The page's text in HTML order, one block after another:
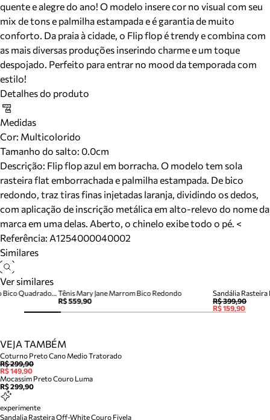
quente e alegre do ano! O modelo insere cor no visual com seu
mix de tons e palmilha estampada e é garantia de muito
conforto. Da praia à cidade, o Flip flop é trendy e combina com
as mais diversas produções inserindo charme e um toque
despojado. Perfeito para entrar no mood da temporada com
estilo!
Detalhes do produto
Medidas
Cor: Multicolorido
Tamanho do salto: 0.0cm
Descrição: Flip flop azul em borracha. O modelo tem sola
rasteira flat emborrachada e palmilha estampada. De bico
redondo, traz tiras finas injetadas laranja, dividindo os dedos,
com aplicação de inscrição metálica em alto-relevo do nome da
marca em uma delas. Aberto, o chinelo exibe todo o pé. <
Referência: A1254000040002
Similares
Ver similares
Tênis Mary Jane Marrom Bico Redondo
R$ 559,90
Sandália
R$ 399,90
R$ 159,90
Chinelo de Dedo Multicolorido Bico Quadrado Brizza
VEJA TAMBÉM
Coturno Preto Cano Medio Tratorado
R$ 299,90
R$ 149,90
Mocassim Preto Couro Luma
R$ 299,90
experimente
Sandalia Rasteira Off-White Couro Fivela